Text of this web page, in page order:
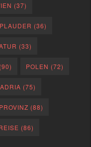
(37)
(36)
(33)
(90) POLEN (72)
(75)
PROVINZ (88)
(86)